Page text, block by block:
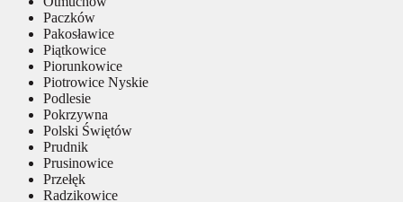
Paczków
Pakosławice
Piątkowice
Piorunkowice
Piotrowice Nyskie
Podlesie
Pokrzywna
Polski Świętów
Prudnik
Prusinowice
Przełęk
Radzikowice